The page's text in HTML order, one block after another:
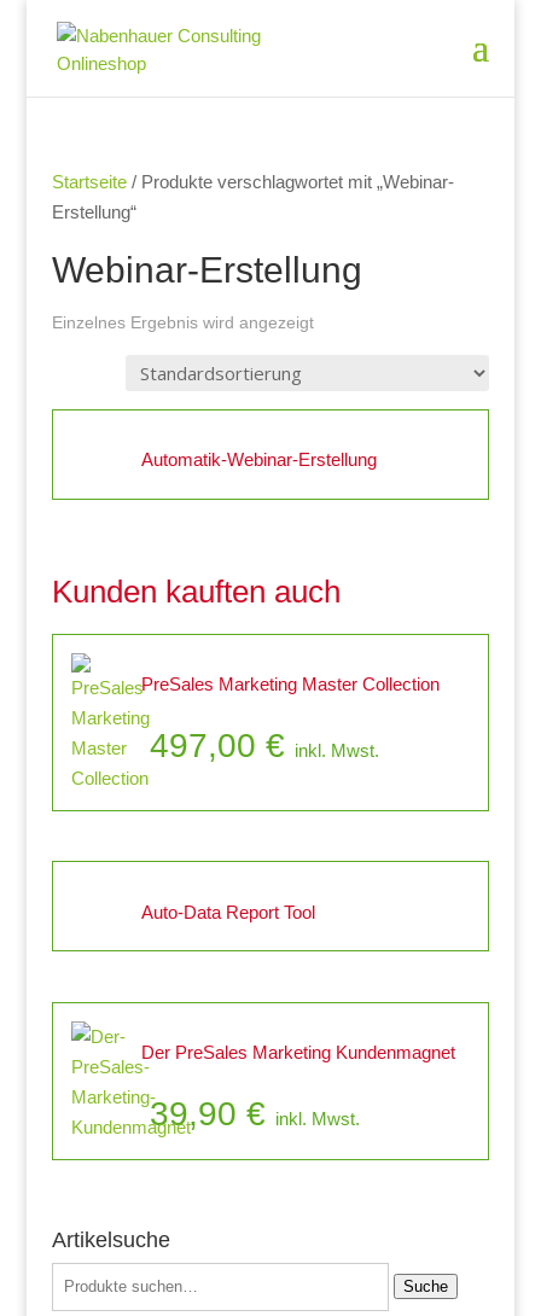
Startseite/ Produkte verschlagwortet mit „Webinar-
Erstellung“
Webinar-Erstellung
Einzelnes Ergebnis wird angezeigt
Automatik-Webinar-Erstellung
Kunden kauften auch
PreSales Marketing Master Collection
497,00€ inkl. Mwst.
Auto-Data Report Tool
Der PreSales Marketing Kundenmagnet
39,90€ inkl. Mwst.
Artikelsuche
Suche